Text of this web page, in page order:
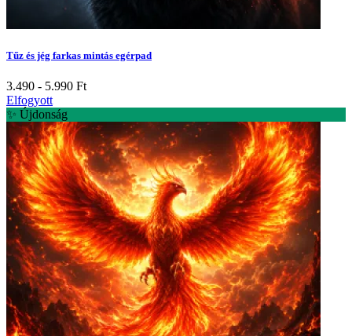
Tűz és jég farkas mintás egérpad
3.490 - 5.990 Ft
Elfogyott
✨ Újdonság